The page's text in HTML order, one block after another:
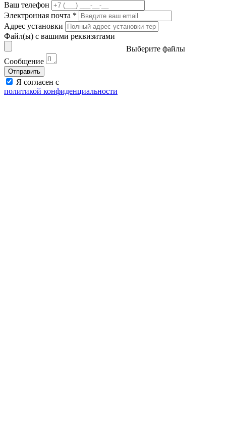
Ваш телефон
Электронная почта *
Адрес установки
Файл(ы) с вашими реквизитами
Выберите файлы
Сообщение
Отправить
Я согласен с
политикой конфиденциальности